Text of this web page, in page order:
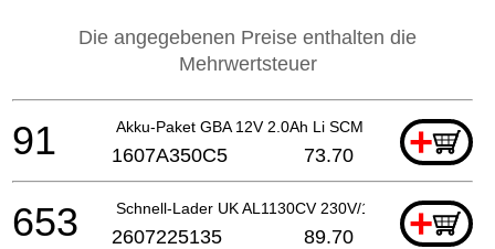
Die angegebenen Preise enthalten die
Mehrwertsteuer
Akku-Paket GBA 12V 2.0Ah Li SCM +
91 1607A350C5 73.70
Schnell-Lader UK AL1130CV 230V/12V/3A+
653 2607225135 89.70